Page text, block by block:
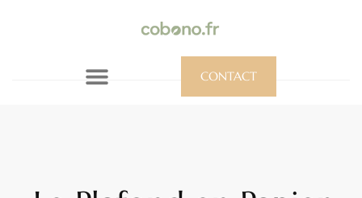
CONTACT